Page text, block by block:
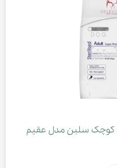
کوچک سلبن مدل عقیم